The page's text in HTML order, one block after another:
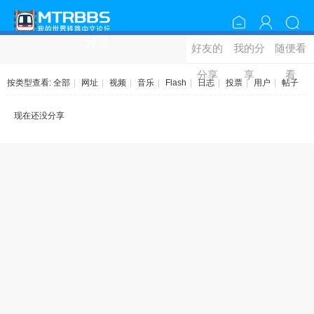
好友的
分享
我的分
享
随便看
看
按类型查看: 全部 网址 视频 音乐 Flash 日志 投票 | 用户 帖子
现在还没分享